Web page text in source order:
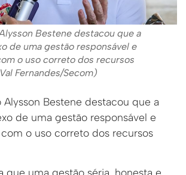
Bestene destacou que a
de uma gestão responsável e
o uso correto dos recursos
Fernandes/Secom)
Bestene destacou que a
de uma gestão responsável e
o uso correto dos recursos